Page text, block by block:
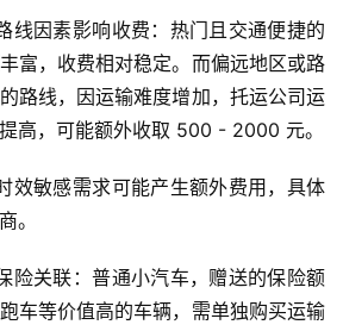
线因素影响收费：热门且交通便捷的
富，收费相对稳定。而偏远地区或路
路线，因运输难度增加，托运公司运
高，可能额外收取 500 - 2000 元。
效敏感需求可能产生额外费用，具体
。
险关联：普通小汽车，赠送的保险额
车等价值高的车辆，需单独购买运输